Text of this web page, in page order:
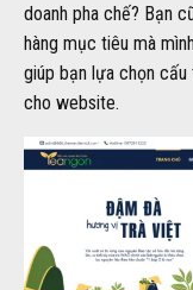
doanh pha chế? Bạn
hàng mục tiêu mà
giúp bạn lựa chọn
cho website.